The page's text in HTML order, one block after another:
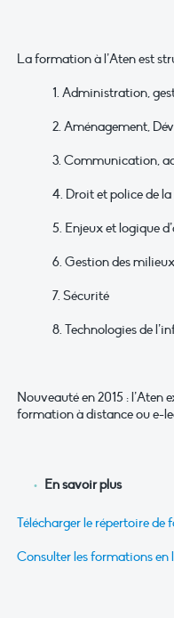
La formation à l’Aten est
1. Administration,
2. Aménagement,
3. Communication,
4. Droit et police de
5. Enjeux et logique
6. Gestion des
7. Sécurité
8. Technologies de
Nouveauté en 2015 : l’Aten
formation à distance ou e-
En savoir plus
Télécharger le répertoire de
Consulter les formations en